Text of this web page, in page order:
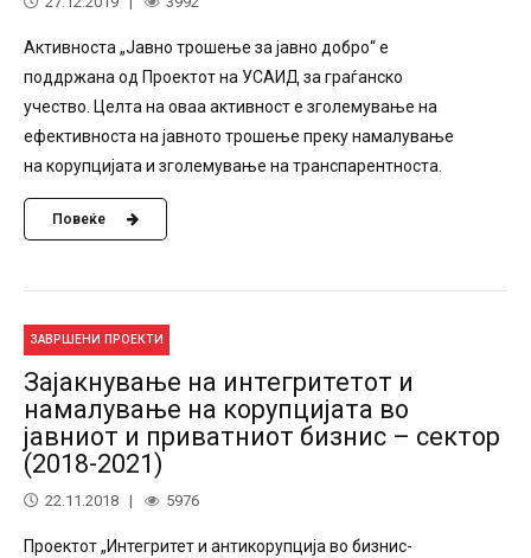
Активноста „Јавно трошење за јавно добро“ е
поддржана од Проектот на УСАИД за граѓанско
учество. Целта на оваа активност е зголемување на
ефективноста на јавното трошење преку намалување
на корупцијата и зголемување на транспарентноста.
Повеќе
ЗАВРШЕНИ ПРОЕКТИ
Зајакнување на интегритетот и
намалување на корупцијата во
јавниот и приватниот бизнис – сектор
(2018-2021)
22.11.2018 5976
Проектот „Интегритет и антикорупција во бизнис-